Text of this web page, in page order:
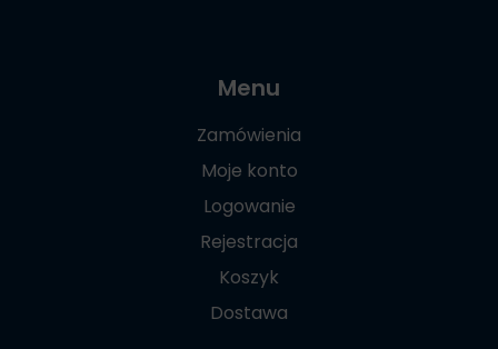
Menu
Zamówienia
Moje konto
Logowanie
Rejestracja
Koszyk
Dostawa